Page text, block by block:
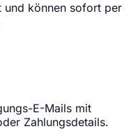
und können sofort per
E-Mails mit
Zahlungsdetails.